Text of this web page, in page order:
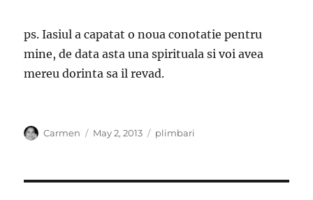
ps. Iasiul a capatat o noua conotatie pentru
mine, de data asta una spirituala si voi avea
mereu dorinta sa il revad.
Author
Carmen
Posted
May 2, 2013 Categories
plimbari